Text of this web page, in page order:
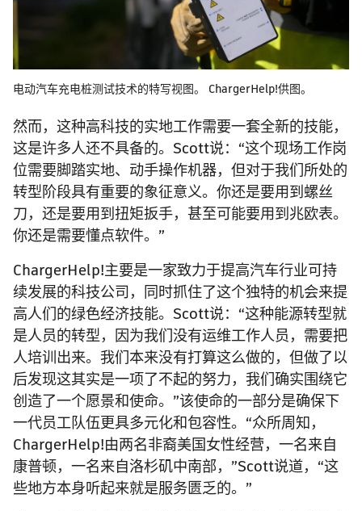
电动汽车充电桩测试技术的特写视图。 ChargerHelp!供图。
然而，这种高科技的实地工作需要一套全新的技能，
这是许多人还不具备的。Scott说：“这个现场工作岗
位需要脚踏实地、动手操作机器，但对于我们所处的
转型阶段具有重要的象征意义。你还是要用到螺丝
刀，还是要用到扭矩扳手，甚至可能要用到兆欧表。
你还是需要懂点软件。”
ChargerHelp!主要是一家致力于提高汽车行业可持
续发展的科技公司，同时抓住了这个独特的机会来提
高人们的绿色经济技能。Scott说：“这种能源转型就
是人员的转型，因为我们没有运维工作人员，需要把
人培训出来。我们本来没有打算这么做的，但做了以
后发现这其实是一项了不起的努力，我们确实围绕它
创造了一个愿景和使命。”该使命的一部分是确保下
一代员工队伍更具多元化和包容性。“众所周知，
ChargerHelp!由两名非裔美国女性经营，一名来自
康普顿，一名来自洛杉矶中南部，”Scott说道，“这
些地方本身听起来就是服务匮乏的。”